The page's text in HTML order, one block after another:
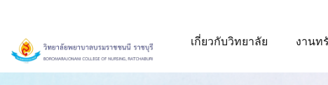
เกี่ยวกับวิทยาลัย งานท